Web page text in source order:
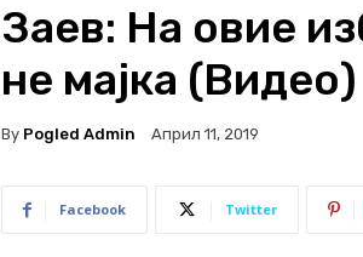
Заев: На овие
не мајка (Видео)
By Pogled Admin Април 11, 2019
Facebook Twitter